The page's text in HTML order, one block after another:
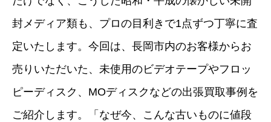
封メディア類も、プロの目利きで1点ずつ丁寧に査
定いたします。今回は、長岡市内のお客様からお
売りいただいた、未使用のビデオテープやフロッ
ピーディスク、MOディスクなどの出張買取事例を
ご紹介します。「なぜ今、こんな古いものに値段